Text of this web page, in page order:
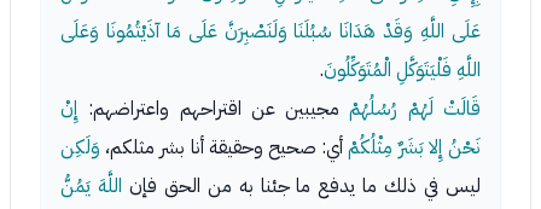
عَلَى اللَّهِ وَقَدْ هَدَانَا سُبُلَنَا وَلَنَصْبِرَنَّ عَلَى مَا آذَيْتُمُونَا وَعَلَى
اللَّهِ فَلْيَتَوَكَّلِ الْمُتَوَكِّلُونَ.
قَالَتْ لَهُمْ رُسُلُهُمْمجيبين عن اقتراحهم واعتراضهم: إِنْ
نَحْنُ إِلا بَشَرٌ مِثْلُكُمْأي: صحيح وحقيقة أنا بشر مثلكم، وَلَكِن
ليس في ذلك ما يدفع ما جئنا به من الحق فإن اللَّهَ يَمُنُّ